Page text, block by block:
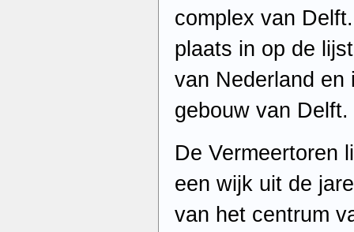
complex van
plaats in op de
van Nederland en
gebouw van Delft.
De Vermeertoren
een wijk uit de
van het centrum